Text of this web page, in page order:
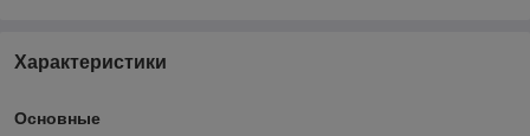
Характеристики
Основные